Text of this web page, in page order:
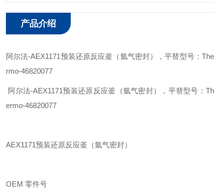
产品介绍
阿尔法-AEX1171预装还原反应釜（氩气密封） ，平替型号：The
rmo-46820077
阿尔法-AEX1171预装还原反应釜（氩气密封） ，平替型号：Th
ermo-46820077
AEX1171预装还原反应釜（氩气密封）
OEM 零件号